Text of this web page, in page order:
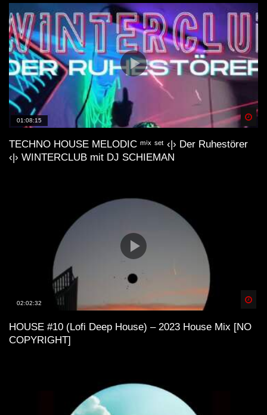
01:08:15
TECHNO HOUSE MELODIC ᵐⁱˣ ˢᵉᵗ ‹|› Der Ruhestörer
‹|› WINTERCLUB mit DJ SCHIEMAN
02:02:32
HOUSE #10 (Lofi Deep House) – 2023 House Mix [NO
COPYRIGHT]